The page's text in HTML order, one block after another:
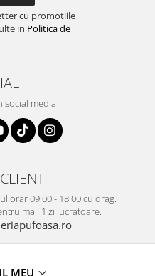
cu promotiile
in Politica de
social media
orar 09:00 - 18:00 cu drag.
mail 1 zi lucratoare.
MEU